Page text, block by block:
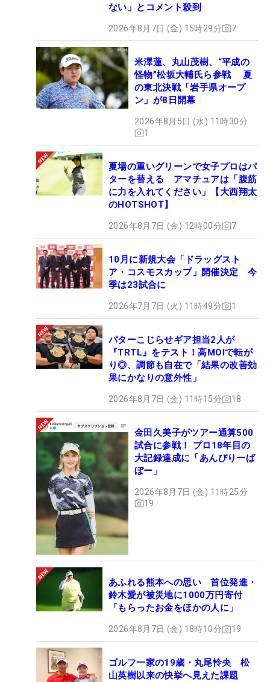
ない」とコメント殺到
2026年8月7日 (金) 15時29分 7
米澤蓮、丸山茂樹、“平成の
怪物”松坂大輔氏ら参戦 夏
の東北決戦「岩手県オープ
ン」が8日開幕
2026年8月5日 (水) 11時30分
1
夏場の重いグリーンで女子プロはパ
ターを替える アマチュアは「腹筋
に力を入れてください」【大西翔太
のHOTSHOT】
2026年8月7日 (金) 12時00分 7
10月に新規大会「ドラッグスト
ア・コスモスカップ」開催決定 今
季は23試合に
2026年7月7日 (火) 11時49分 1
パターこじらせギア担当2人が
『TRTL』をテスト！高MOIで転が
り◎、調節も自在で「結果の改善効
果にかなりの意外性」
2026年8月7日 (金) 11時15分 18
金田久美子がツアー通算500
試合に参戦！ プロ18年目の
大記録達成に「あんびりーば
ぼー」
2026年8月7日 (金) 11時25分
19
あふれる熊本への思い 首位発進・
鈴木愛が被災地に1000万円寄付
「もらったお金をほかの人に」
2026年8月7日 (金) 18時10分 19
ゴルフ一家の19歳・丸尾怜央 松
山英樹以来の快挙へ見えた課題